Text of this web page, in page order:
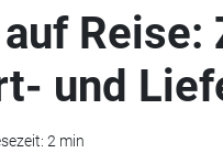
auf
und
2 min